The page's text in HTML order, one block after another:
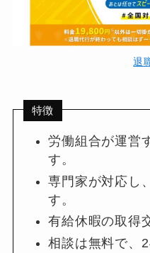
退
特徴
労働組合が運営
す。
専門家が対応し
す。
有給休暇の取得
相談は無料で、